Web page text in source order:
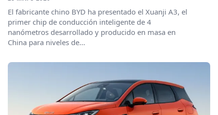
El fabricante chino BYD ha presentado el Xuanji A3, el
primer chip de conducción inteligente de 4
nanómetros desarrollado y producido en masa en
China para niveles de...